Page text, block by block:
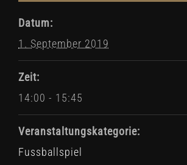
Datum:
1. September 2019
Zeit:
14:00 - 15:45
Veranstaltungskategorie:
Fussballspiel